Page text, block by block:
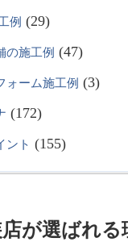
例 (29)
の施工例 (47)
ォーム施工例 (3)
(172)
ント (155)
が選ばれる